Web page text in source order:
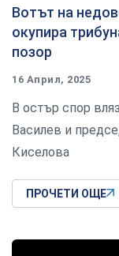
Вотът на
окупира
позор
16 Април, 2025
В остър спор
Василев и
Киселова
ПРОЧЕТИ ОЩЕ